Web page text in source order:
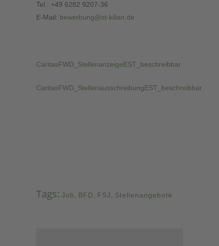
Tel.: +49 6282 9207-36
E-Mail: bewerbung@st-kilian.de
CaritasFWD_StellenanzeigeEST_beschreibbar
CaritasFWD_StellenausschreibungEST_beschreibbar
Tags: Job BFD FSJ Stellenangebote